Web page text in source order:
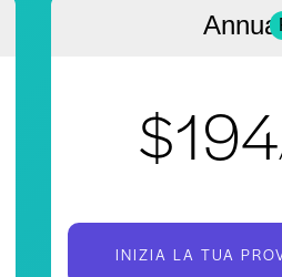
$194
INIZIA LA TUA